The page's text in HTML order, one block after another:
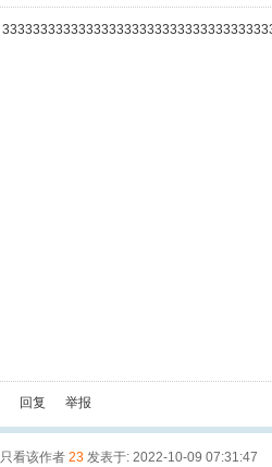
回复 举报
只看该作者 23 发表于: 2022-10-09 07:31:47